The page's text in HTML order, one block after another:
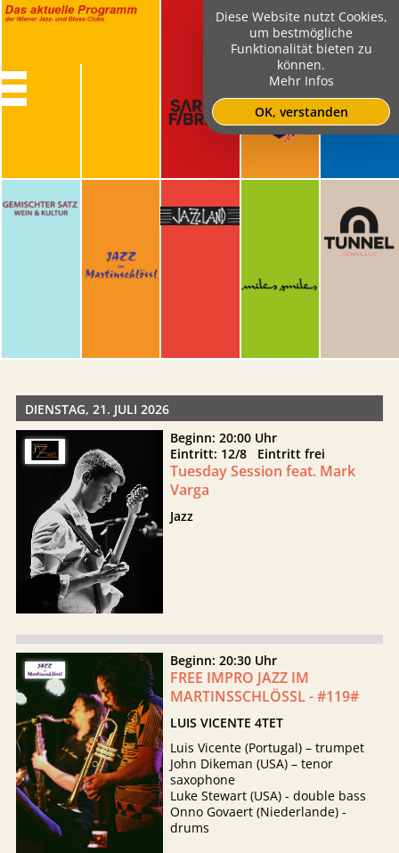
DIENSTAG, 21. JULI 2026
Beginn: 20:00 Uhr
Eintritt: 12/8 Eintritt frei
Tuesday Session feat. Mark
Varga
Jazz
Beginn: 20:30 Uhr
FREE IMPRO JAZZ IM
MARTINSSCHLÖSSL - #119#
LUIS VICENTE 4TET
Luis Vicente (Portugal) – trumpet
John Dikeman (USA) – tenor
saxophone
Luke Stewart (USA) - double bass
Onno Govaert (Niederlande) -
drums
Diese Website nutzt Cookies,
um bestmögliche
Funktionalität bieten zu
können.
Mehr Infos
OK, verstanden